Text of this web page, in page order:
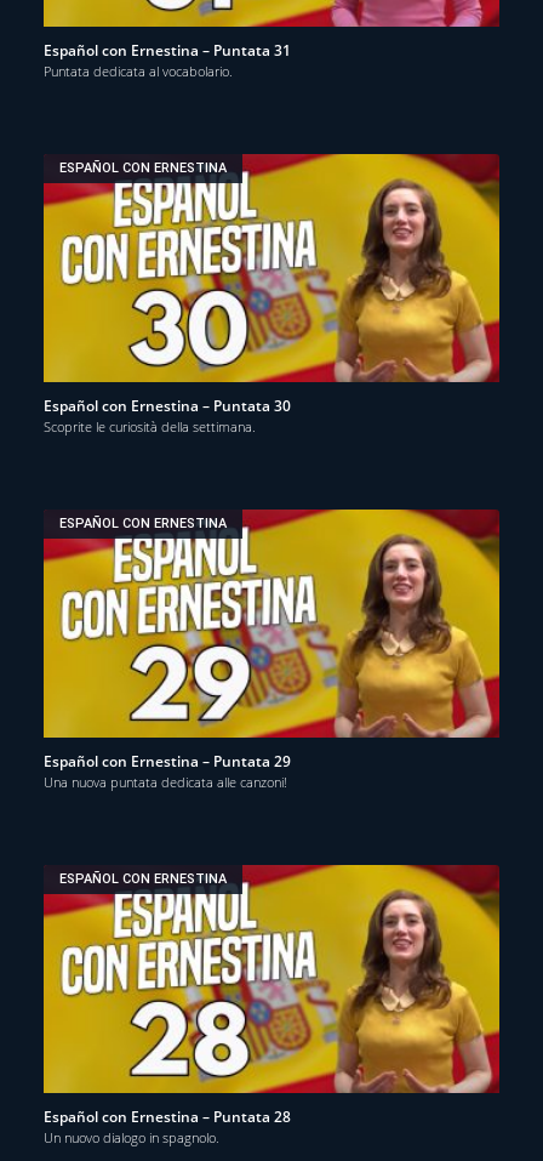
Español con Ernestina – Puntata 31
Puntata dedicata al vocabolario.
ESPAÑOL CON ERNESTINA
Español con Ernestina – Puntata 30
Scoprite le curiosità della settimana.
ESPAÑOL CON ERNESTINA
Español con Ernestina – Puntata 29
Una nuova puntata dedicata alle canzoni!
ESPAÑOL CON ERNESTINA
Español con Ernestina – Puntata 28
Un nuovo dialogo in spagnolo.